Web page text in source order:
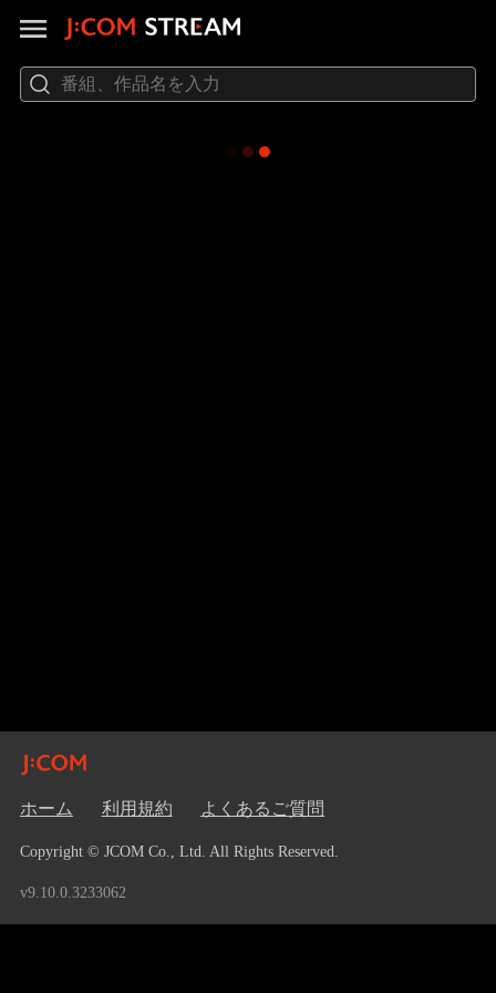
ホーム 利用規約 よくあるご質問
Copyright © JCOM Co., Ltd. All Rights Reserved.
v9.10.0.3233062